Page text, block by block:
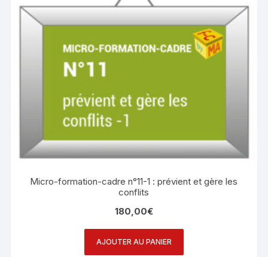
Micro-formation-cadre n°11-1 : prévient et gère les
conflits
180,00€
AJOUTER AU PANIER